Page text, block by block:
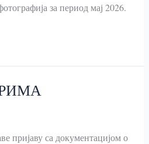
за период мај 2026.
пријаву са документацијом о